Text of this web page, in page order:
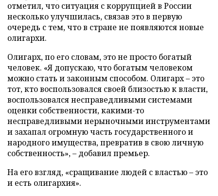
отметил, что ситуация с коррупцией в России
несколько улучшилась, связав это в первую
очередь с тем, что в стране не появляются новые
олигархи.
Олигарх, по его словам, это не просто богатый
человек. «Я допускаю, что богатым человеком
можно стать и законным способом. Олигарх – это
тот, кто воспользовался своей близостью к власти,
воспользовался несправедливыми системами
оценки собственности, какими-то
несправедливыми нерыночными инструментами
и захапал огромную часть государственного и
народного имущества, превратив в свою личную
собственность», – добавил премьер.
На его взгляд, «сращивание людей с властью – это
и есть олигархия».